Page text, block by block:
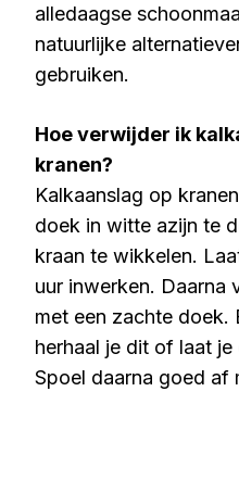
alledaagse
natuurlijke
gebruiken.
Hoe verwijder ik
kranen?
Kalkaanslag op
doek in witte azijn te
kraan te wikkelen.
uur inwerken. Daarna
met een zachte doek.
herhaal je dit of laat
Spoel daarna goed af